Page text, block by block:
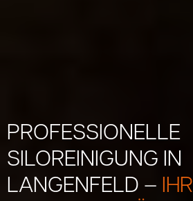
PROFESSIONELLE
SILOREINIGUNG IN
LANGENFELD – IHR